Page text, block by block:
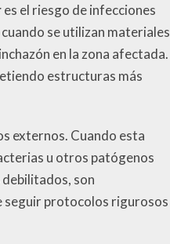
es el riesgo de infecciones
se utilizan materiales
en la zona afectada.
estructuras más
externos. Cuando esta
u otros patógenos
son
seguir protocolos rigurosos